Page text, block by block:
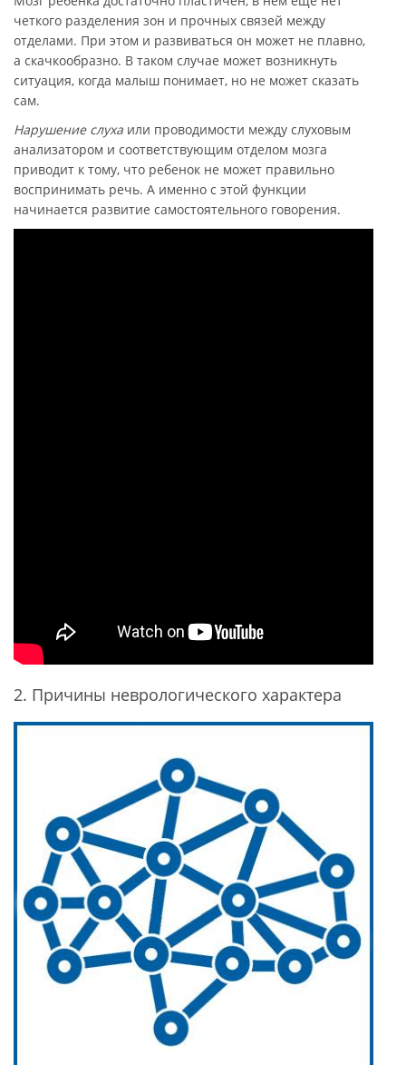
четкого разделения зон и прочных связей между
отделами. При этом и развиваться он может не плавно,
а скачкообразно. В таком случае может возникнуть
ситуация, когда малыш понимает, но не может сказать
сам.
Нарушение слуха или проводимости между слуховым
анализатором и соответствующим отделом мозга
приводит к тому, что ребенок не может правильно
воспринимать речь. А именно с этой функции
начинается развитие самостоятельного говорения.
2. Причины неврологического характера